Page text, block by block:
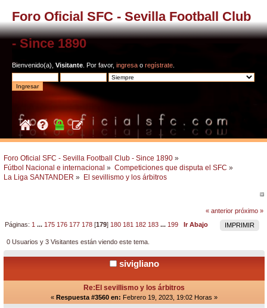
Foro Oficial SFC - Sevilla Football Club
- Since 1890
Bienvenido(a), Visitante . Por favor, ingresa o regístrate
Foro Oficial SFC - Sevilla Football Club - Since 1890 »
Fútbol Nacional e internacional » Competiciones que disputa el SFC »
La Liga SANTANDER » El sevillismo y los árbitros
« anterior próximo »
IMPRIMIR
Páginas: 1 ... 175 176 177 178 [179] 180 181 182 183 ... 199 Ir Abajo
0 Usuarios y 3 Visitantes están viendo este tema.
sivigliano
Re:El sevillismo y los árbitros
« Respuesta #3560 en: Febrero 19, 2023, 19:02 Horas »